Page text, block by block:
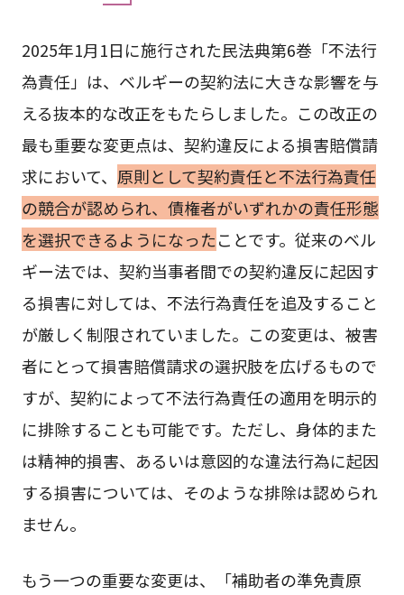
2025年1月1日に施行された民法典第6巻「不法行
為責任」は、ベルギーの契約法に大きな影響を与
える抜本的な改正をもたらしました。この改正の
最も重要な変更点は、契約違反による損害賠償請
求において、 原則として契約責任と不法行為責任
の競合が認められ、債権者がいずれかの責任形態
を選択できるようになったことです。従来のベル
ギー法では、契約当事者間での契約違反に起因す
る損害に対しては、不法行為責任を追及すること
が厳しく制限されていました。この変更は、被害
者にとって損害賠償請求の選択肢を広げるもので
すが、契約によって不法行為責任の適用を明示的
に排除することも可能です。ただし、身体的また
は精神的損害、あるいは意図的な違法行為に起因
する損害については、そのような排除は認められ
ません。
もう一つの重要な変更は、「補助者の準免責原